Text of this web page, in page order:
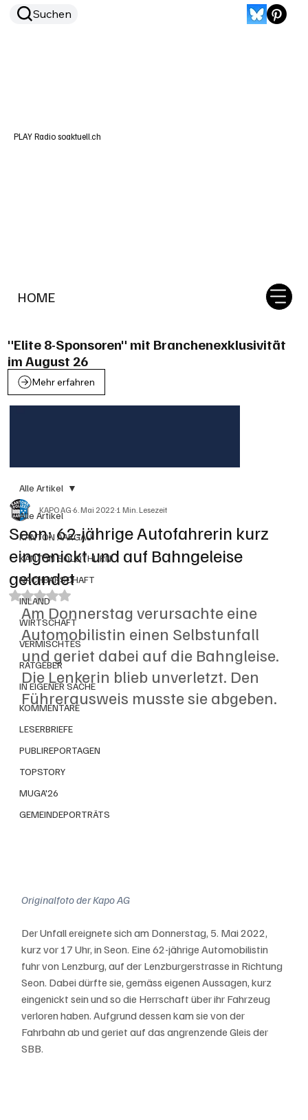
HOME
Suchen
PLAY Radio soaktuell.ch
"Elite 8-Sponsoren" mit Branchenexklusivität
im August 26
Mehr erfahren
Alle Artikel
KANTON AARGAU
KANTON SOLOTHURN
NACHBARSCHAFT
INLAND
WIRTSCHAFT
VERMISCHTES
RATGEBER
IN EIGENER SACHE
KOMMENTARE
LESERBRIEFE
PUBLIREPORTAGEN
TOPSTORY
MUGA'26
GEMEINDEPORTRÄTS
Alle Artikel
Seon: 62-jährige Autofahrerin kurz
eingenickt und auf Bahngeleise
gelandet
KAPO AG6. Mai 20221 Min. Lesezeit
Mit NaN von 5 Sternen bewertet.
Am Donnerstag verursachte eine
Automobilistin einen Selbstunfall
und geriet dabei auf die Bahngleise.
Die Lenkerin blieb unverletzt. Den
Führerausweis musste sie abgeben.
Originalfoto der Kapo AG
Der Unfall ereignete sich am Donnerstag, 5. Mai 2022,
kurz vor 17 Uhr, in Seon. Eine 62-jährige Automobilistin
fuhr von Lenzburg, auf der Lenzburgerstrasse in Richtung
Seon. Dabei dürfte sie, gemäss eigenen Aussagen, kurz
eingenickt sein und so die Herrschaft über ihr Fahrzeug
verloren haben. Aufgrund dessen kam sie von der
Fahrbahn ab und geriet auf das angrenzende Gleis der
SBB.